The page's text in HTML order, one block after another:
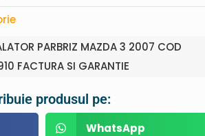
PARBRIZ MAZDA 3 2007 COD
FACTURA SI GARANTIE
produsul pe:
WhatsApp